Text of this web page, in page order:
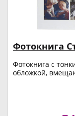
Фотокнига
Фотокнига с
обложкой,